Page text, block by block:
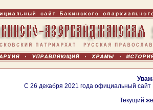
С 26 декабря 2021 года официальный
Текущий